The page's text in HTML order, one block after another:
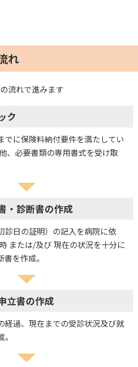
れ
流れで進みます
ク
でに保険料納付要件を満たしてい
、必要書類の専用書式を受け取
・診断書の作成
診日の証明）の記入を病院に依
または/及び 現在の状況を十分に
を作成。
立書の作成
経過、現在までの受診状況及び就